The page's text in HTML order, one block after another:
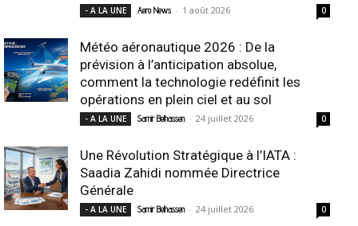
- A LA UNE Aero News - 1 août 2026 0
Météo aéronautique 2026 : De la
prévision à l’anticipation absolue,
comment la technologie redéfinit les
opérations en plein ciel et au sol
- A LA UNE Samir Belhassen - 24 juillet 2026 0
Une Révolution Stratégique à l’IATA :
Saadia Zahidi nommée Directrice
Générale
- A LA UNE Samir Belhassen - 24 juillet 2026 0